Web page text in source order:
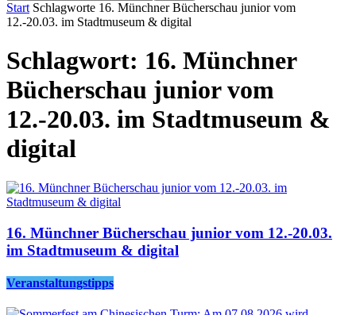
Start Schlagworte 16. Münchner Bücherschau junior vom
12.-20.03. im Stadtmuseum & digital
Schlagwort: 16. Münchner
Bücherschau junior vom
12.-20.03. im Stadtmuseum &
digital
16. Münchner Bücherschau junior vom 12.-20.03.
im Stadtmuseum & digital
Veranstaltungstipps